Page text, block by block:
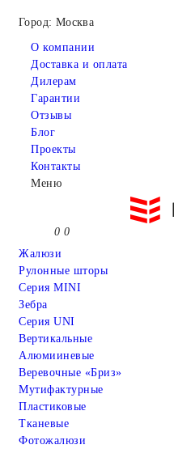
Город: Москва
О компании
Доставка и оплата
Дилерам
Гарантии
Отзывы
Блог
Проекты
Контакты
Меню
0 0
Жалюзи
Рулонные шторы
Серия MINI
Зебра
Серия UNI
Вертикальные
Алюмииневые
Веревочные «Бриз»
Мутифактурные
Пластиковые
Тканевые
Фотожалюзи